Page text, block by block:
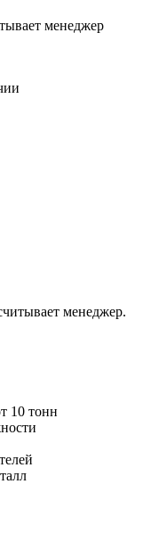
менеджер
менеджер.
10 тонн